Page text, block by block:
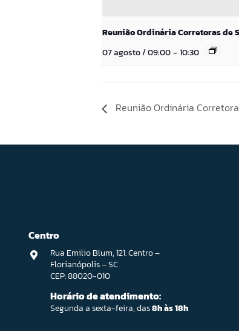
Reunião Ordinária Corretoras de
07 agosto / 09:00- 10:30
Reunião Ordinária
Centro
Rua Emilio Blum, 121. Centro –
Florianópolis – SC
CEP: 88020-010
Horário de atendimento:
Segunda a sexta-feira, das8h às 18h